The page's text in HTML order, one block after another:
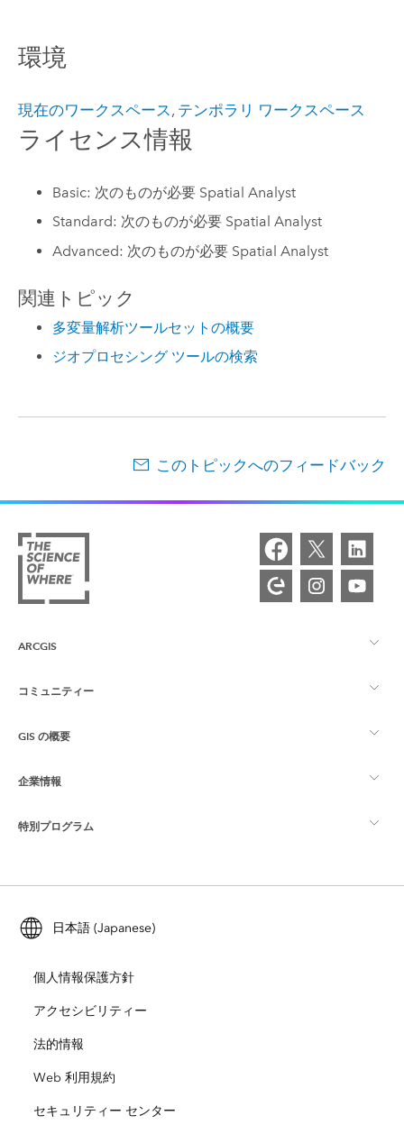
環境
現在のワークスペース, テンポラリ ワークスペース
ライセンス情報
Basic: 次のものが必要 Spatial Analyst
Standard: 次のものが必要 Spatial Analyst
Advanced: 次のものが必要 Spatial Analyst
関連トピック
多変量解析ツールセットの概要
ジオプロセシング ツールの検索
このトピックへのフィードバック
ARCGIS
ArcGIS の概要
マッピング
Esri ストア
コミュニティー
Esri Community
ArcGIS ブログ
Esri Young Professionals Network
GIS の概要
GIS とは
ロケーション インテリジェンス
トレーニング
ArcUser
ArcNews
ArcWatch
企業情報
Esri について
採用情報
オープンビジョン
企業行動規範
特別プログラム
ArcGIS for Student Use
自然保護
教育機関
日本語 (Japanese)
個人情報保護方針
アクセシビリティー
法的情報
Web 利用規約
セキュリティー センター